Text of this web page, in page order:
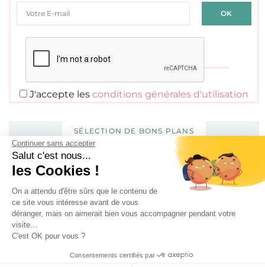
Continuer sans accepter
Salut c'est nous...
les Cookies !
On a attendu d'être sûrs que le contenu de
ce site vous intéresse avant de vous
déranger, mais on aimerait bien vous accompagner pendant votre
visite...
C'est OK pour vous ?
Consentements certifiés par
J'accepte les conditions générales d'utilisation
SÉLECTION DE BONS PLANS
100 calendriers de l’avent rien que pour les adultes –
Édition 2025